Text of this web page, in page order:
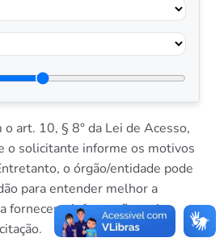
o art. 10, § 8° da Lei de Acesso,
o solicitante informe os motivos
o órgão/entidade pode
para entender melhor a
fornecer a informação mais